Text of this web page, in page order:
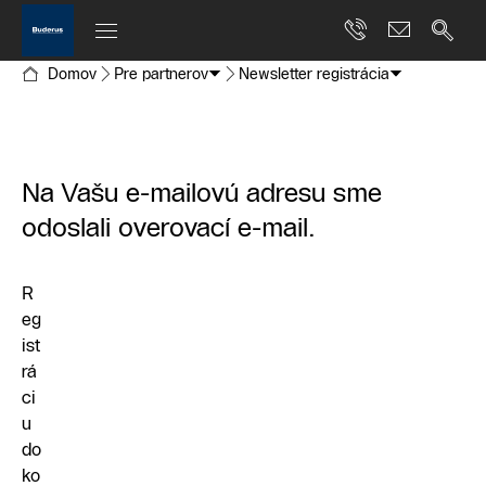
Domov Pre partnerov Newsletter registrácia
Na Vašu e-mailovú adresu sme
odoslali overovací e-mail.
R
eg
ist
rá
ci
u
do
ko